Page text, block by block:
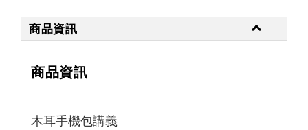
商品資訊
商品資訊
木耳手機包講義